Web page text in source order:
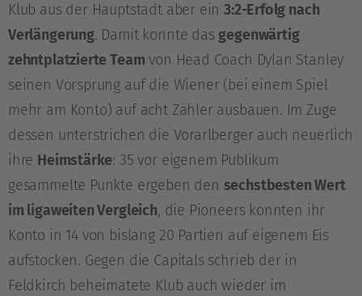
Klub aus der Hauptstadt aber ein3:2-Erfolg nach
Verlängerung. Damit konnte das gegenwärtig
zehntplatzierte Team von Head Coach Dylan Stanley
seinen Vorsprung auf die Wiener (bei einem Spiel
mehr am Konto) auf acht Zähler ausbauen. Im Zuge
dessen unterstrichen die Vorarlberger auch neuerlich
ihre Heimstärke: 35 vor eigenem Publikum
gesammelte Punkte ergeben den sechstbesten Wert
im ligaweiten Vergleich, die Pioneers konnten ihr
Konto in 14 von bislang 20 Partien auf eigenem Eis
aufstocken. Gegen die Capitals schrieb der in
Feldkirch beheimatete Klub auch wieder im